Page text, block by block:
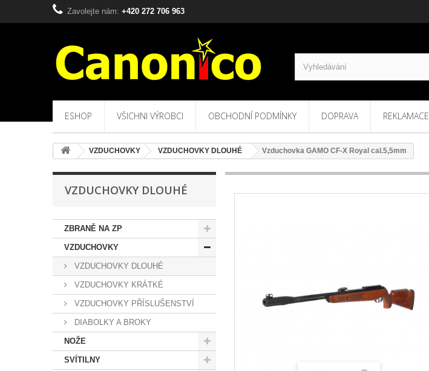
Zavolejte nám: +420 272 706 963
ESHOP VŠICHNI VÝROBCI OBCHODNÍ PODMÍNKY DOPRAVA REKLAMACE
VZDUCHOVKY VZDUCHOVKY DLOUHÉ Vzduchovka GAMO CF-X Royal cal.5,5mm
VZDUCHOVKY DLOUHÉ
ZBRANĚ NA ZP
VZDUCHOVKY
VZDUCHOVKY DLOUHÉ
VZDUCHOVKY KRÁTKÉ
VZDUCHOVKY PŘÍSLUŠENSTVÍ
DIABOLKY A BROKY
NOŽE
SVÍTILNY